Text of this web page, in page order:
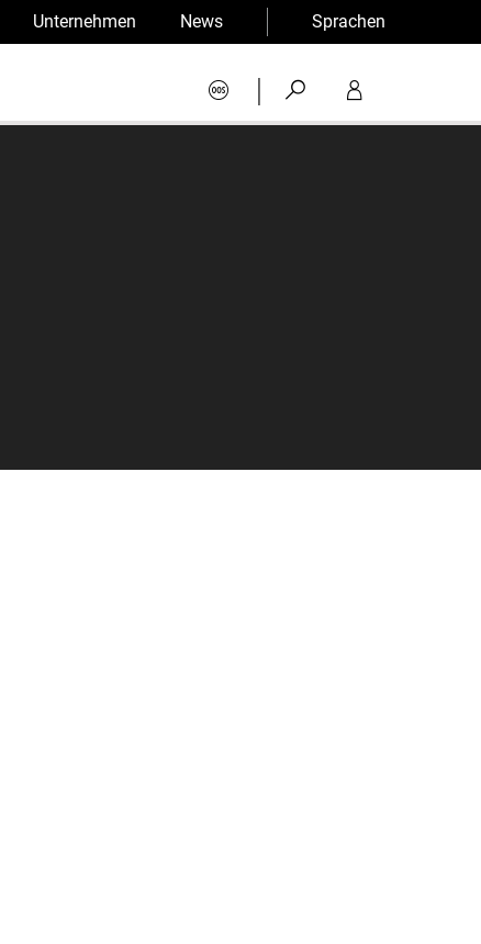
Unternehmen News Sprachen
|